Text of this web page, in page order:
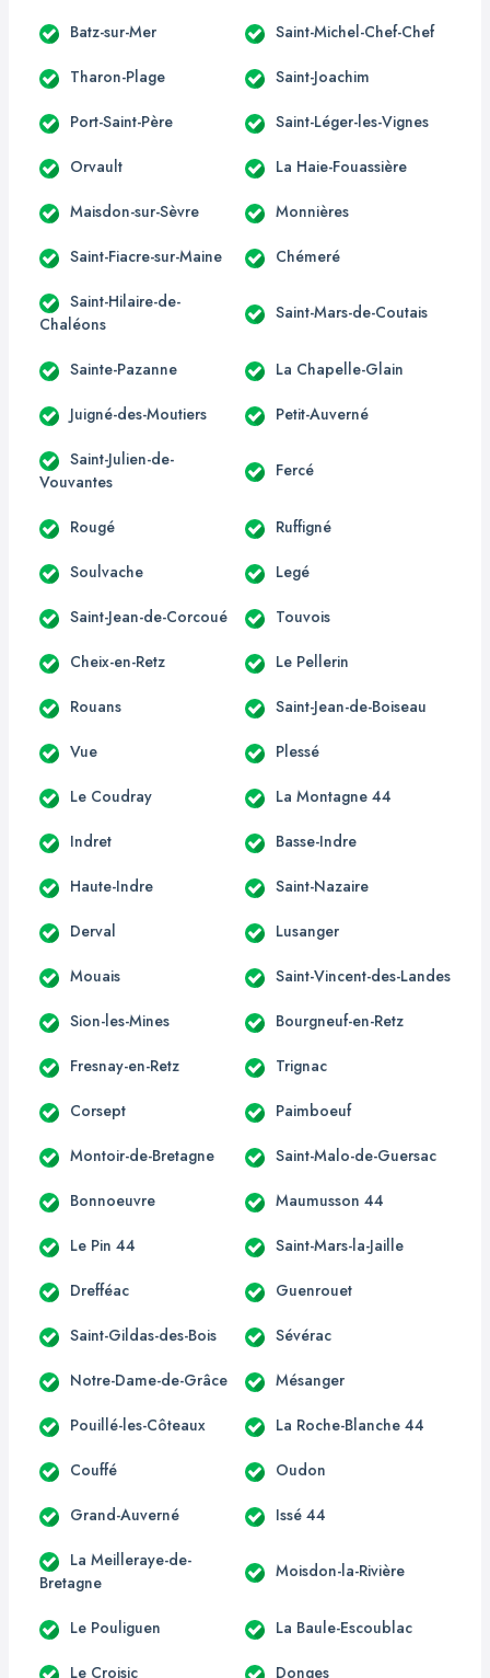
Batz-sur-Mer Saint-Michel-Chef-Chef
Tharon-Plage Saint-Joachim
Port-Saint-Père Saint-Léger-les-Vignes
Orvault La Haie-Fouassière
Maisdon-sur-Sèvre Monnières
Saint-Fiacre-sur-Maine Chémeré
Saint-Hilaire-de-
Chaléons
Saint-Mars-de-Coutais
Sainte-Pazanne La Chapelle-Glain
Juigné-des-Moutiers Petit-Auverné
Saint-Julien-de-
Vouvantes
Fercé
Rougé Ruffigné
Soulvache Legé
Saint-Jean-de-Corcoué Touvois
Cheix-en-Retz Le Pellerin
Rouans Saint-Jean-de-Boiseau
Vue Plessé
Le Coudray La Montagne 44
Indret Basse-Indre
Haute-Indre Saint-Nazaire
Derval Lusanger
Mouais Saint-Vincent-des-Landes
Sion-les-Mines Bourgneuf-en-Retz
Fresnay-en-Retz Trignac
Corsept Paimboeuf
Montoir-de-Bretagne Saint-Malo-de-Guersac
Bonnoeuvre Maumusson 44
Le Pin 44 Saint-Mars-la-Jaille
Drefféac Guenrouet
Saint-Gildas-des-Bois Sévérac
Notre-Dame-de-Grâce Mésanger
Pouillé-les-Côteaux La Roche-Blanche 44
Couffé Oudon
Grand-Auverné Issé 44
La Meilleraye-de-
Bretagne
Moisdon-la-Rivière
Le Pouliguen La Baule-Escoublac
Le Croisic Donges